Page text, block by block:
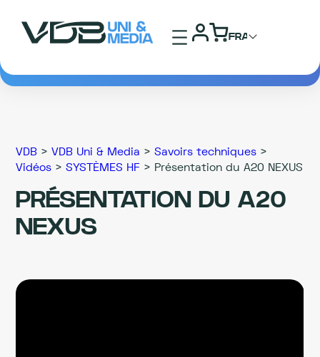
VDB >VDB Uni & Media >Savoirs techniques >
Vidéos >SYSTÈMES HF > Présentation du A20 NEXUS
PRÉSENTATION DU A20
NEXUS